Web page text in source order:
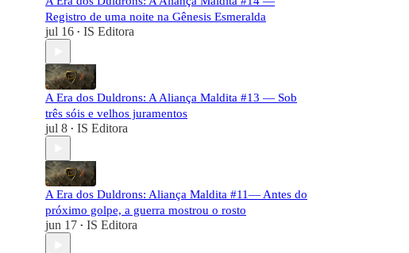
Registro de uma noite na Gênesis Esmeralda
jul 16 • IS Editora
A Era dos Duldrons: A Aliança Maldita #13 — Sob
três sóis e velhos juramentos
jul 8 • IS Editora
A Era dos Duldrons: Aliança Maldita #11— Antes do
próximo golpe, a guerra mostrou o rosto
jun 17 • IS Editora